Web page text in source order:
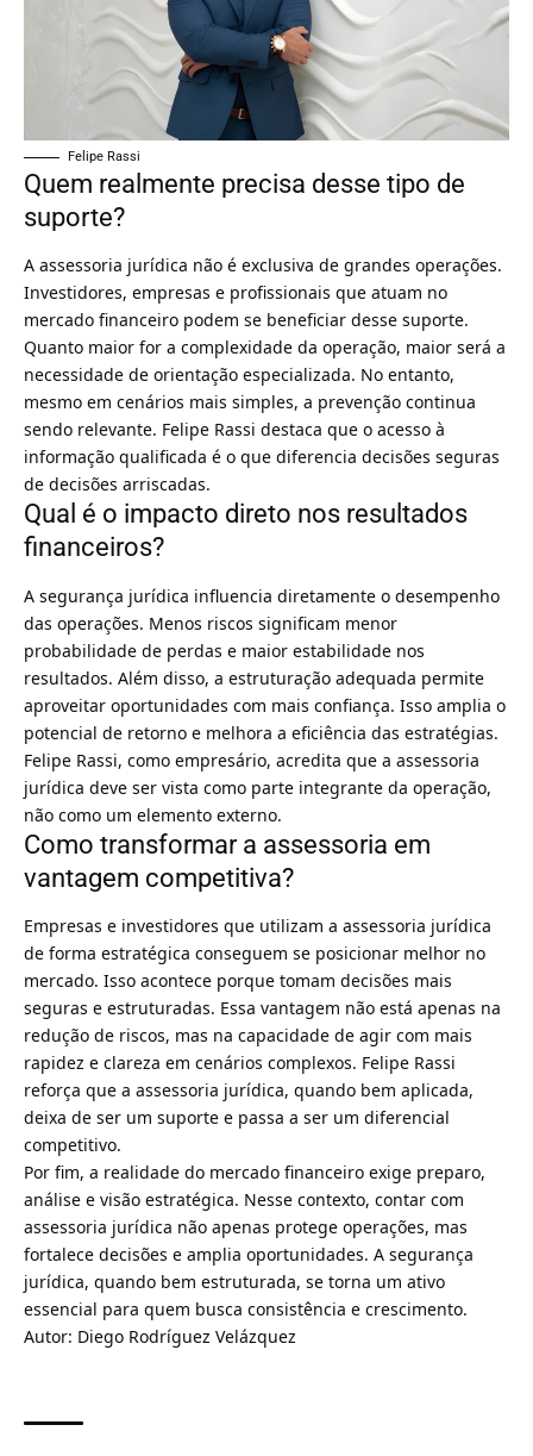
Felipe Rassi
Quem realmente precisa desse tipo de
suporte?
A assessoria jurídica não é exclusiva de grandes operações.
Investidores, empresas e profissionais que atuam no
mercado financeiro podem se beneficiar desse suporte.
Quanto maior for a complexidade da operação, maior será a
necessidade de orientação especializada. No entanto,
mesmo em cenários mais simples, a prevenção continua
sendo relevante. Felipe Rassi destaca que o acesso à
informação qualificada é o que diferencia decisões seguras
de decisões arriscadas.
Qual é o impacto direto nos resultados
financeiros?
A segurança jurídica influencia diretamente o desempenho
das operações. Menos riscos significam menor
probabilidade de perdas e maior estabilidade nos
resultados. Além disso, a estruturação adequada permite
aproveitar oportunidades com mais confiança. Isso amplia o
potencial de retorno e melhora a eficiência das estratégias.
Felipe Rassi, como empresário, acredita que a assessoria
jurídica deve ser vista como parte integrante da operação,
não como um elemento externo.
Como transformar a assessoria em
vantagem competitiva?
Empresas e investidores que utilizam a assessoria jurídica
de forma estratégica conseguem se posicionar melhor no
mercado. Isso acontece porque tomam decisões mais
seguras e estruturadas. Essa vantagem não está apenas na
redução de riscos, mas na capacidade de agir com mais
rapidez e clareza em cenários complexos. Felipe Rassi
reforça que a assessoria jurídica, quando bem aplicada,
deixa de ser um suporte e passa a ser um diferencial
competitivo.
Por fim, a realidade do mercado financeiro exige preparo,
análise e visão estratégica. Nesse contexto, contar com
assessoria jurídica não apenas protege operações, mas
fortalece decisões e amplia oportunidades. A segurança
jurídica, quando bem estruturada, se torna um ativo
essencial para quem busca consistência e crescimento.
Autor: Diego Rodríguez Velázquez